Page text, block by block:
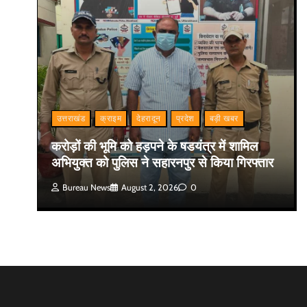
उत्तराखंड क्राइम देहरादून प्रदेश बड़ी खबर
करोड़ों की भूमि को हड़पने के षडयंत्र में शामिल
अभियुक्त को पुलिस ने सहारनपुर से किया गिरफ्तार
Bureau News August 2, 2026 0